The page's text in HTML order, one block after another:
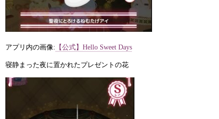
アプリ内の画像: 【公式】Hello Sweet Days
寝静まった夜に置かれたプレゼントの花